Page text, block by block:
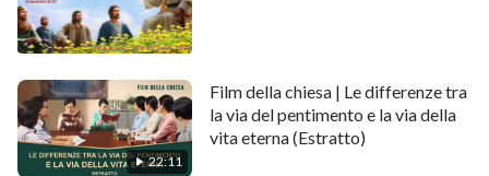
22:11
Film della chiesa | Le differenze tra
la via del pentimento e la via della
vita eterna (Estratto)